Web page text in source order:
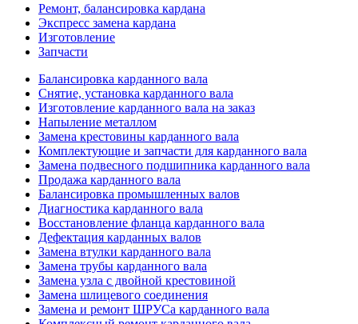
Ремонт, балансировка кардана
Экспресс замена кардана
Изготовление
Запчасти
Балансировка карданного вала
Снятие, установка карданного вала
Изготовление карданного вала на заказ
Напыление металлом
Замена крестовины карданного вала
Комплектующие и запчасти для карданного вала
Замена подвесного подшипника карданного вала
Продажа карданного вала
Балансировка промышленных валов
Диагностика карданного вала
Восстановление фланца карданного вала
Дефектация карданных валов
Замена втулки карданного вала
Замена трубы карданного вала
Замена узла с двойной крестовиной
Замена шлицевого соединения
Замена и ремонт ШРУСа карданного вала